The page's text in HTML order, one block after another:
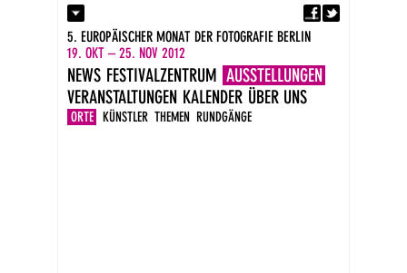
Kontakt
Presse
Impressum
DE
EN
5. EUROPÄISCHER MONAT DER FOTOGRAFIE BERLIN
19. OKT – 25. NOV 2012
NEWS FESTIVALZENTRUM AUSSTELLUNGEN
ORTE KÜNSTLER THEMEN RUNDGÄNGE
VERANSTALTUNGEN KALENDER ÜBER UNS